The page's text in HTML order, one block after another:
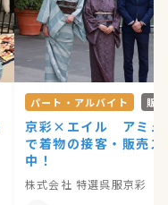
パート・アルバイト 販
京彩×エイル アミュ
で着物の接客・販売
中！
株式会社 特選呉服京彩